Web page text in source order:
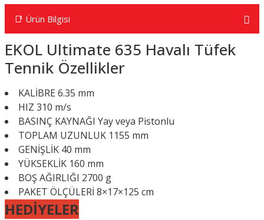
📑 Ürün Bilgisi
EKOL Ultimate 635 Havalı Tüfek
Tennik Özellikler
KALİBRE 6.35 mm
HIZ 310 m/s
BASINÇ KAYNAĞI Yay veya Pistonlu
TOPLAM UZUNLUK 1155 mm
GENİŞLİK 40 mm
YÜKSEKLİK 160 mm
BOŞ AĞIRLIĞI 2700 g
PAKET ÖLÇÜLERİ 8×17×125 cm
HEDİYELER